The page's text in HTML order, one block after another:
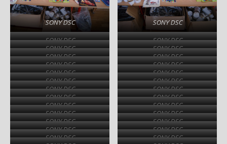
SONY DSC SONY DSC
SONY DSC
SONY DSC
SONY DSC
SONY DSC
SONY DSC
SONY DSC
SONY DSC
SONY DSC
SONY DSC
SONY DSC
SONY DSC
SONY DSC
SONY DSC
SONY DSC
SONY DSC
SONY DSC
SONY DSC
SONY DSC
SONY DSC
SONY DSC
SONY DSC
SONY DSC
SONY DSC
SONY DSC
SONY DSC
SONY DSC